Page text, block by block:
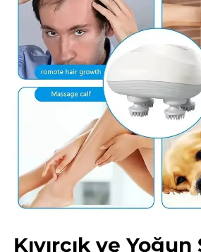
Kıvırcık ve